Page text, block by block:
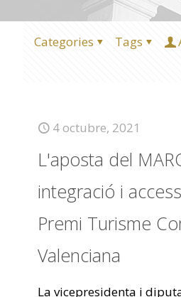
Categories Tags
4 octubre, 2021
L'aposta del
integració i
Premi Turisme
Valenciana
La vicepresidenta i